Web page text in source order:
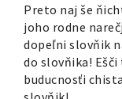
Preto naj še
joho rodne
dopeľni slovňik
do slovňika!
buducnosťi